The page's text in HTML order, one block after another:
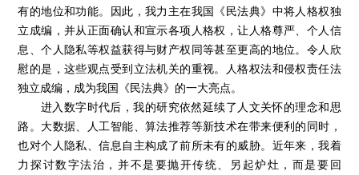
有的地位和功能。因此，我力主在我国《民法典》中将人格权独
立成编，并从正面确认和宣示各项人格权，让人格尊严、个人信
息、个人隐私等权益获得与财产权同等甚至更高的地位。令人欣
慰的是，这些观点受到立法机关的重视。人格权法和侵权责任法
独立成编，成为我国《民法典》的一大亮点。
进入数字时代后，我的研究依然延续了人文关怀的理念和思
路。大数据、人工智能、算法推荐等新技术在带来便利的同时，
也对个人隐私、信息自主构成了前所未有的威胁。近年来，我着
力探讨数字法治，并不是要抛开传统、另起炉灶，而是要回